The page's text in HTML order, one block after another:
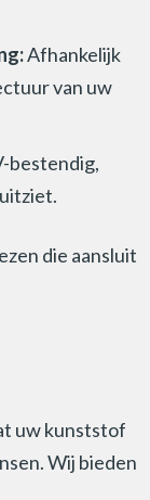
Afhankelijk
van uw
bestendig,
die aansluit
uw kunststof
Wij bieden